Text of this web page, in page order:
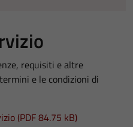
requisiti e altre
e le condizioni di
(PDF 84.75 kB)